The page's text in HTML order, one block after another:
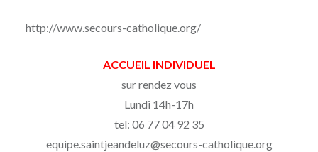
http://www.secours-catholique.org/
ACCUEIL INDIVIDUEL
sur rendez vous
Lundi 14h-17h
tel: 06 77 04 92 35
equipe.saintjeandeluz@secours-catholique.org